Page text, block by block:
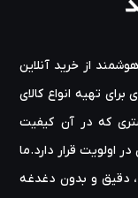
از خرید آنلاین
تهیه‌ انواع کالای
که در آن کیفیت
قرار دارد.ما
، دقیق و بدون دغدغه